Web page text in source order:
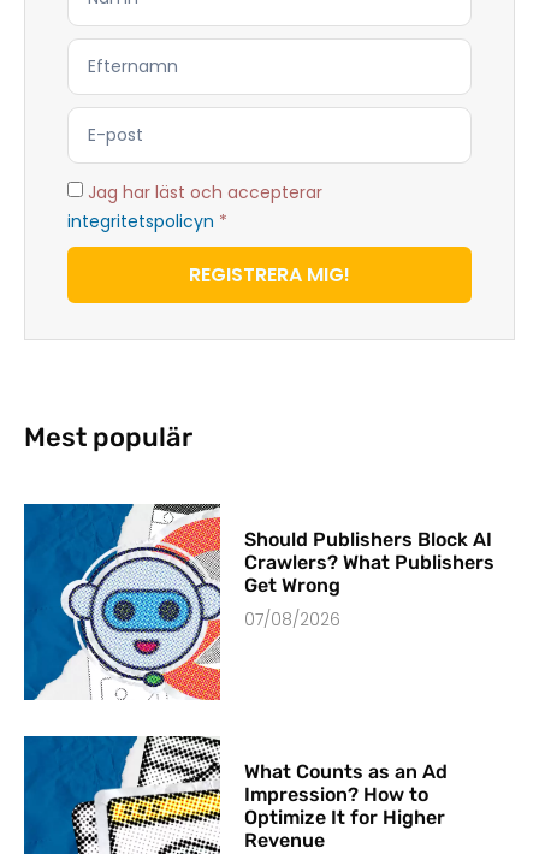
Jag har läst och accepterar
integritetspolicyn *
REGISTRERA MIG!
Mest populär
Should Publishers Block AI
Crawlers? What Publishers
Get Wrong
07/08/2026
What Counts as an Ad
Impression? How to
Optimize It for Higher
Revenue